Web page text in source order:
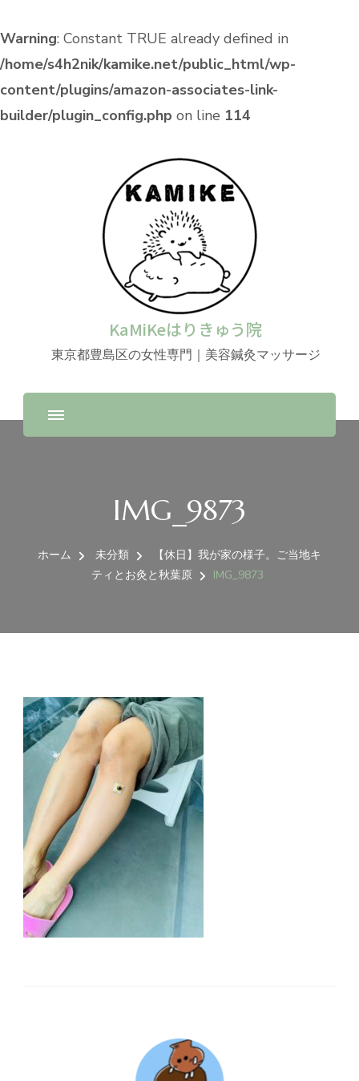
Warning: Constant TRUE already defined in
/home/s4h2nik/kamike.net/public_html/wp-
content/plugins/amazon-associates-link-
builder/plugin_config.php on line 114
KaMiKeはりきゅう院
東京都豊島区の女性専門｜美容鍼灸マッサージ
IMG_9873
ホーム 未分類
【休日】我が家の様子。ご当地キ
ティとお灸と秋葉原
IMG_9873